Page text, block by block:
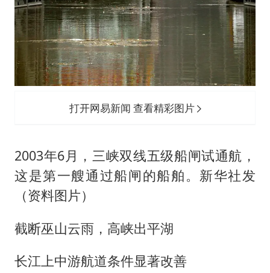
打开网易新闻 查看精彩图片
2003年6月，三峡双线五级船闸试通航，
这是第一艘通过船闸的船舶。新华社发
（资料图片）
截断巫山云雨，高峡出平湖
长江上中游航道条件显著改善